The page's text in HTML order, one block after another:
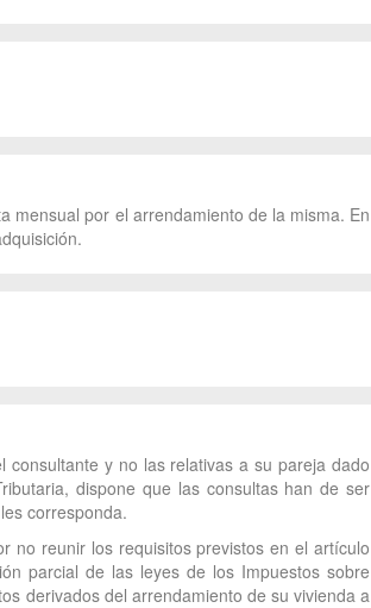
mensual por el arrendamiento de la misma. En
y no las relativas a su pareja dado
dispone que las consultas han de ser
corresponda.
no reunir los requisitos previstos en el artículo
parcial de las leyes de los Impuestos sobre
derivados del arrendamiento de su vivienda a